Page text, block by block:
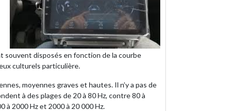
souvent disposés en fonction de la courbe
culturels particulière.
moyennes graves et hautes. Il n’y a pas de
à des plages de 20 à 80 Hz, contre 80 à
à 2000 Hz et 2000 à 20 000 Hz.